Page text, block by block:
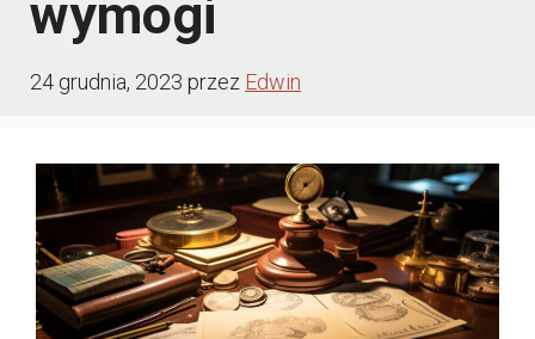
wymogi
24 grudnia, 2023 przez Edwin